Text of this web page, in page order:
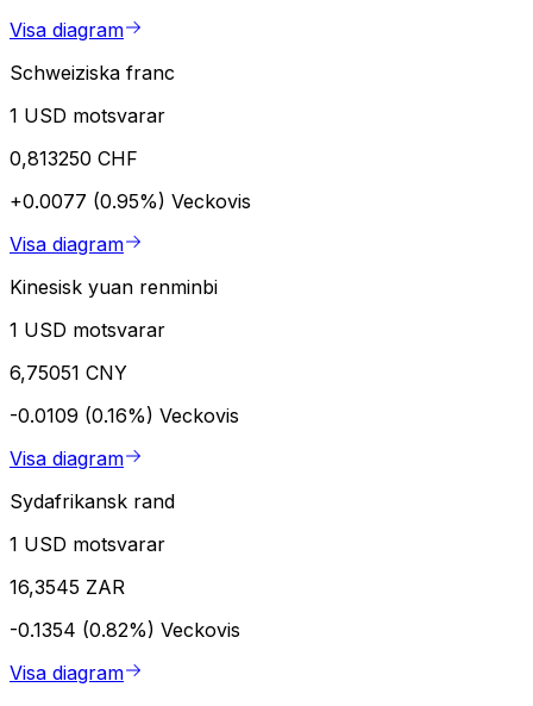
Visa diagram
Schweiziska franc
1 USD motsvarar
0,813250 CHF
+0.0077 (0.95%) Veckovis
Visa diagram
Kinesisk yuan renminbi
1 USD motsvarar
6,75051 CNY
-0.0109 (0.16%) Veckovis
Visa diagram
Sydafrikansk rand
1 USD motsvarar
16,3545 ZAR
-0.1354 (0.82%) Veckovis
Visa diagram